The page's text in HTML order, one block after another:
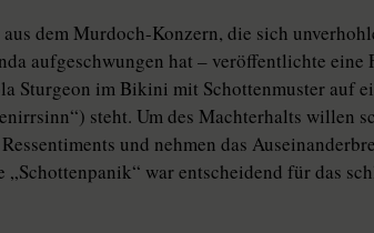
dem Murdoch-Konzern, die sich
aufgeschwungen hat – veröffentlichte eine
Sturgeon im Bikini mit Schottenmuster auf
steht. Um des Machterhalts willen
und nehmen das
war entscheidend für das